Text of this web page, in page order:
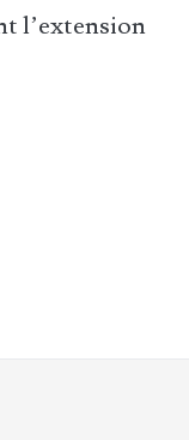
l’extension